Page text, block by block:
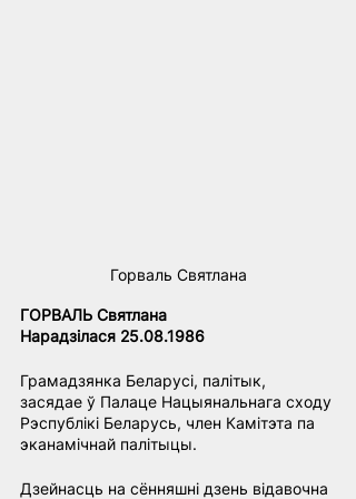
Горваль Святлана
ГОРВАЛЬ Святлана
Нарадзілася 25.08.1986
Грамадзянка Беларусі, палітык,
засядае ў Палаце Нацыянальнага сходу
Рэспублікі Беларусь, член Камітэта па
эканамічнай палітыцы.
Дзейнасць на сённяшні дзень відавочна